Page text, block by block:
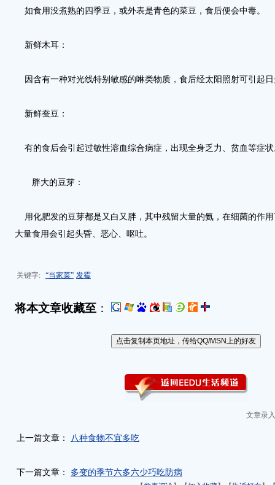
如食用没煮熟的四季豆，或外表是青色的菜豆，食后便会中毒。
新鲜木耳：
因含有一种对光线特别敏感的啉类物质，食后经太阳照射可引起
新鲜蚕豆：
有的食后会引起过敏性溶血综合病症，出现全身乏力、贫血等症
胖大的豆芽：
用化肥发的豆芽都是又白又胖，其中残留大量的氨，在细菌的作
大量食用会引起头昏、恶心、呕吐。
关键字: “当家菜” 发霉
将本文章收藏至 ：
文章录
上一篇文章： 八种食物不宜多吃
下一篇文章： 多变的季节六多六少巧吃防病